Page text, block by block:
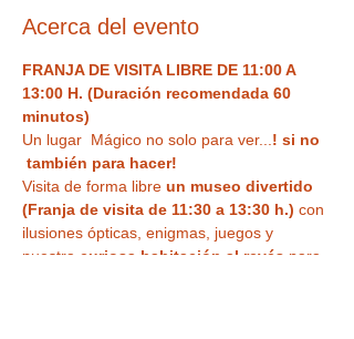
Acerca del evento
FRANJA DE VISITA LIBRE DE 11:00 A
13:00 H. (Duración recomendada 60
minutos)
Un lugar  Mágico no solo para ver... ! si no
también para hacer!
Visita de forma libre un museo divertido
(Franja de visita de 11:30 a 13:30 h.) con
ilusiones ópticas, enigmas, juegos y
nuestra curiosa habitación al revés para